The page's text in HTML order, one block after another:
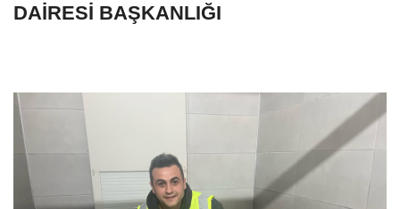
DAİRESİ BAŞKANLIĞI